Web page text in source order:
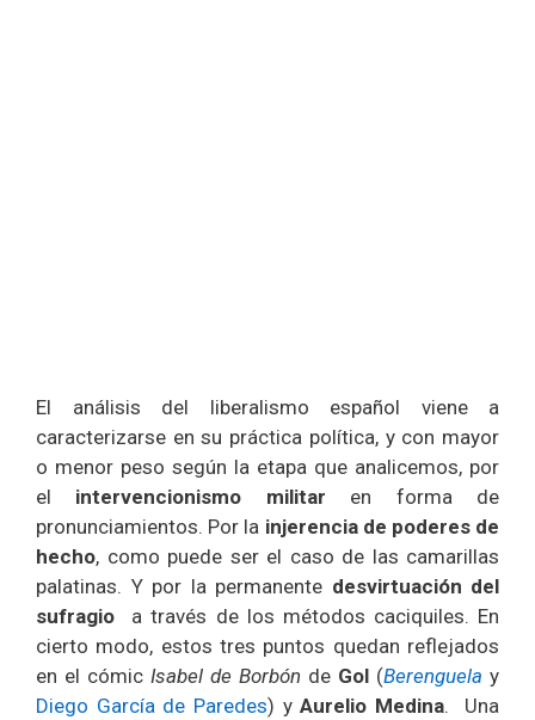
El análisis del liberalismo español viene a
caracterizarse en su práctica política, y con mayor
o menor peso según la etapa que analicemos, por
el intervencionismo militar en forma de
pronunciamientos. Por la injerencia de poderes de
hecho, como puede ser el caso de las camarillas
palatinas. Y por la permanente desvirtuación del
sufragio a través de los métodos caciquiles. En
cierto modo, estos tres puntos quedan reflejados
en el cómic Isabel de Borbón de Gol (Berenguela y
Diego García de Paredes) yAurelio Medina. Una